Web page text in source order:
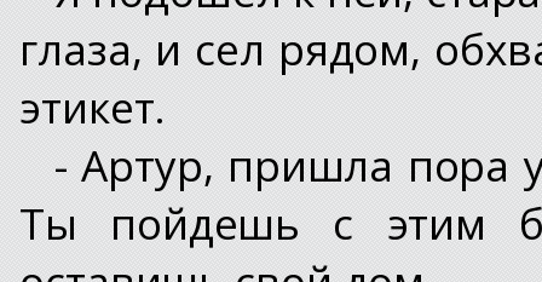
глаза, и сел рядом,
этикет.
- Артур, пришла пора
Ты пойдешь с этим